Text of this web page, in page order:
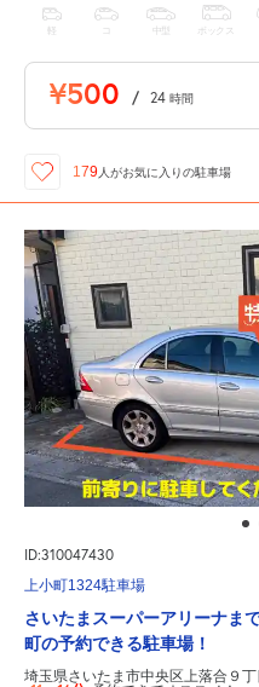
中型 ボックス
¥500 / 24 時間
179 人がお気に入りの駐車場
ID:310047430
上小町1324駐車場
さいたまスーパーアリーナま
町の予約できる駐車場！
埼玉県さいたま市中央区上落合９